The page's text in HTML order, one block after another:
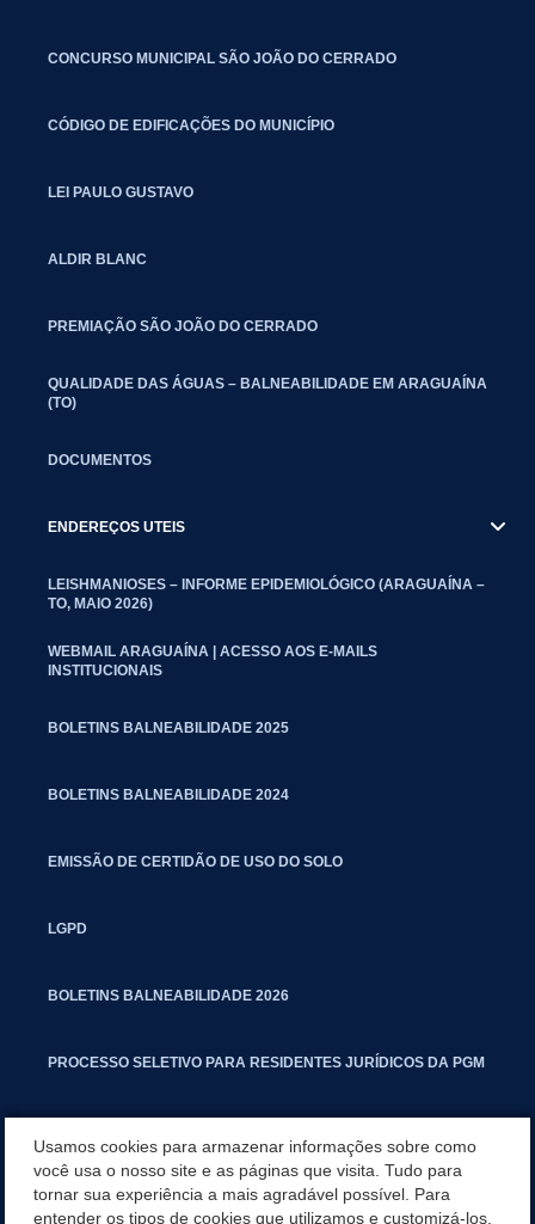
CONCURSO MUNICIPAL SÃO JOÃO DO CERRADO
CÓDIGO DE EDIFICAÇÕES DO MUNICÍPIO
LEI PAULO GUSTAVO
ALDIR BLANC
PREMIAÇÃO SÃO JOÃO DO CERRADO
QUALIDADE DAS ÁGUAS – BALNEABILIDADE EM ARAGUAÍNA
(TO)
DOCUMENTOS
ENDEREÇOS UTEIS
LEISHMANIOSES – INFORME EPIDEMIOLÓGICO (ARAGUAÍNA –
TO, MAIO 2026)
WEBMAIL ARAGUAÍNA | ACESSO AOS E-MAILS
INSTITUCIONAIS
BOLETINS BALNEABILIDADE 2025
BOLETINS BALNEABILIDADE 2024
EMISSÃO DE CERTIDÃO DE USO DO SOLO
LGPD
BOLETINS BALNEABILIDADE 2026
PROCESSO SELETIVO PARA RESIDENTES JURÍDICOS DA PGM
MANUAL DE PROCEDIMENTOS IMOBILIÁRIOS SEINFRA
Usamos cookies para armazenar informações sobre como
você usa o nosso site e as páginas que visita. Tudo para
tornar sua experiência a mais agradável possível. Para
entender os tipos de cookies que utilizamos e customizá-los,